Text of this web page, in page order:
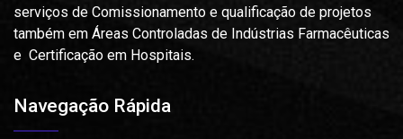
serviços de Comissionamento e qualificação de projetos
também em Áreas Controladas de Indústrias Farmacêuticas
e Certificação em Hospitais.
Navegação Rápida